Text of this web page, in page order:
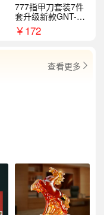
777指甲刀套装7件
套升级新款GNT-PM
072
￥172
查看更多 